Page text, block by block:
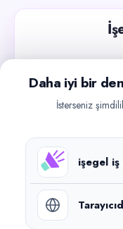
Güncel iş
©2026
Daha iyi bir
İsterseniz
işegel iş